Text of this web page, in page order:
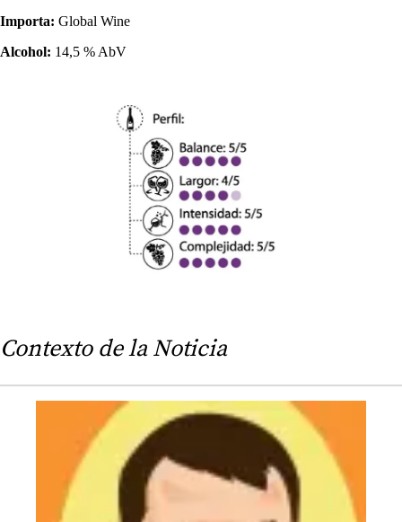
Importa: Global Wine
Alcohol: 14,5 % AbV
Contexto de la Noticia